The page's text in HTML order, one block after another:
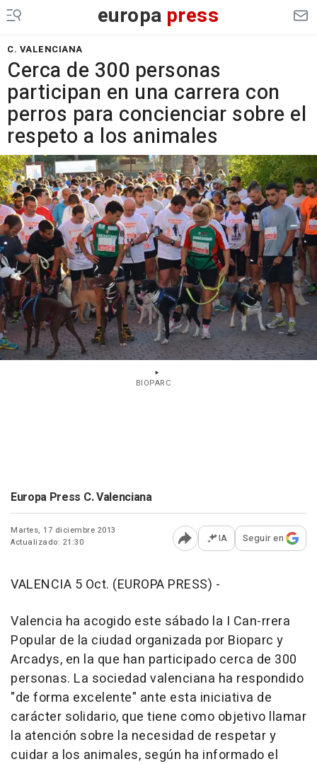
europa press
C. VALENCIANA
Cerca de 300 personas
participan en una carrera con
perros para concienciar sobre el
respeto a los animales
BIOPARC
Europa Press C. Valenciana
Martes, 17 diciembre 2013
Actualizado: 21:30
Abrir opciones para
IA Seguir en
VALENCIA 5 Oct. (EUROPA PRESS) -
Valencia ha acogido este sábado la I Can-rrera
Popular de la ciudad organizada por Bioparc y
Arcadys, en la que han participado cerca de 300
personas. La sociedad valenciana ha respondido
"de forma excelente" ante esta iniciativa de
carácter solidario, que tiene como objetivo llamar
la atención sobre la necesidad de respetar y
cuidar a los animales, según ha informado el